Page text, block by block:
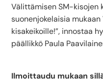
Välittämisen SM-kisojen
suonenjokelaisia
kisakeikoille!”, innostaa
päällikkö Paula
Ilmoittaudu mukaan